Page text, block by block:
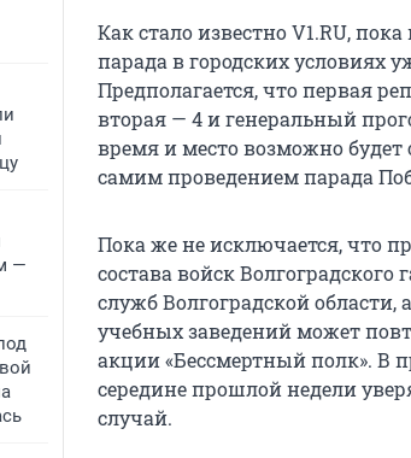
—
Как стало известно V1.RU,
парада в городских условиях
Предполагается, что первая
вторая — 4 и генеральный
время и место возможно будет
самим проведением парада
Пока же не исключается, что
состава войск
служб Волгоградской
учебных заведений может
акции «Бессмертный полк». В
середине прошлой недели
случай.